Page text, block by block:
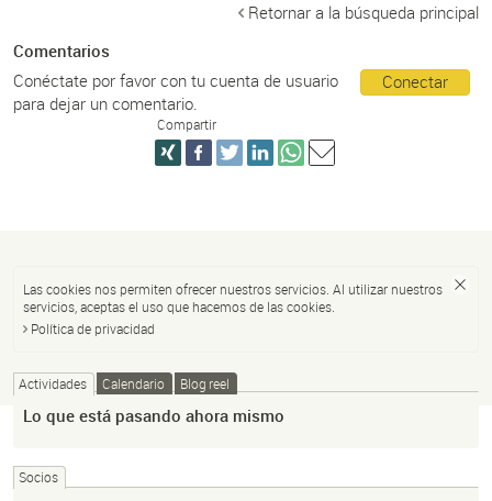
Retornar a la búsqueda principal
Comentarios
Conectar
Conéctate por favor con tu cuenta de usuario
para dejar un comentario.
Compartir
Las cookies nos permiten ofrecer nuestros servicios. Al utilizar nuestros
servicios, aceptas el uso que hacemos de las cookies.
Política de privacidad
Actividades Calendario Blog reel
Lo que está pasando ahora mismo
Socios